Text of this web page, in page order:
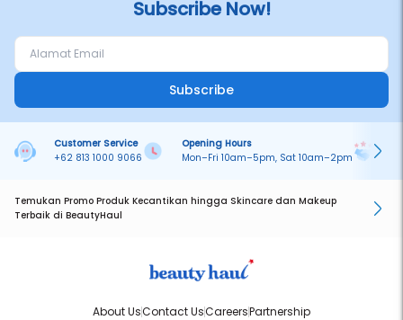
Subscribe Now!
Subscribe
Customer Service
+62 813 1000 9066
Opening Hours
Mon–Fri 10am–5pm, Sat 10am–2pm
Temukan Promo Produk Kecantikan hingga Skincare dan Makeup
Terbaik di BeautyHaul
About UsContact UsCareersPartnership